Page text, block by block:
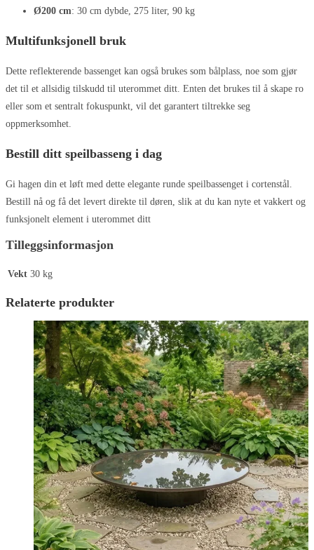
Ø200 cm: 30 cm dybde, 275 liter, 90 kg
Multifunksjonell bruk
Dette reflekterende bassenget kan også brukes som bålplass, noe som gjør
det til et allsidig tilskudd til uterommet ditt. Enten det brukes til å skape ro
eller som et sentralt fokuspunkt, vil det garantert tiltrekke seg
oppmerksomhet.
Bestill ditt speilbasseng i dag
Gi hagen din et løft med dette elegante runde speilbassenget i cortenstål.
Bestill nå og få det levert direkte til døren, slik at du kan nyte et vakkert og
funksjonelt element i uterommet ditt
Tilleggsinformasjon
Vekt 30 kg
Relaterte produkter